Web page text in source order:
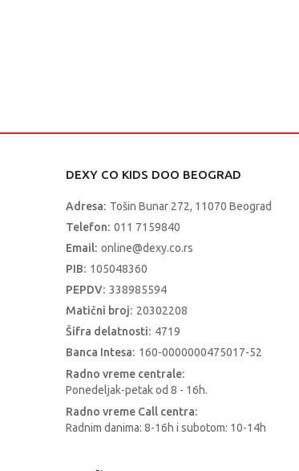
DEXY CO KIDS DOO BEOGRAD
Adresa: Tošin Bunar 272, 11070 Beograd
Telefon: 011 7159840
Email: online@dexy.co.rs
PIB: 105048360
PEPDV: 338985594
Matični broj: 20302208
Šifra delatnosti: 4719
Banca Intesa: 160-0000000475017-52
Radno vreme centrale:
Ponedeljak-petak od 8 - 16h.
Radno vreme Call centra:
Radnim danima: 8-16h i subotom: 10-14h